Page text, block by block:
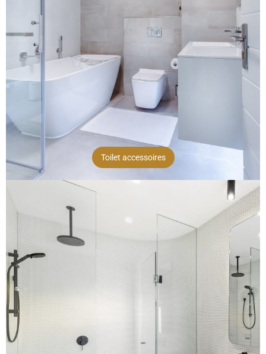
Toilet accessoires